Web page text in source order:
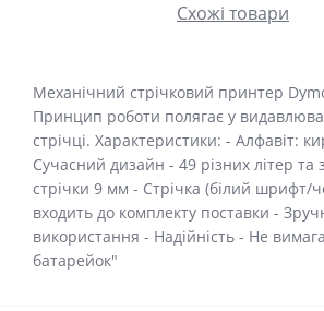
Схожі товари
Механічний стрічковий принтер
Принцип роботи полягає у
стрічці. Характеристики: - Алфавіт:
Сучасний дизайн - 49 різних літер
стрічки 9 мм - Стрічка (білий шрифт/
входить до комплекту поставки -
використання - Надійність - Не
батарейок"